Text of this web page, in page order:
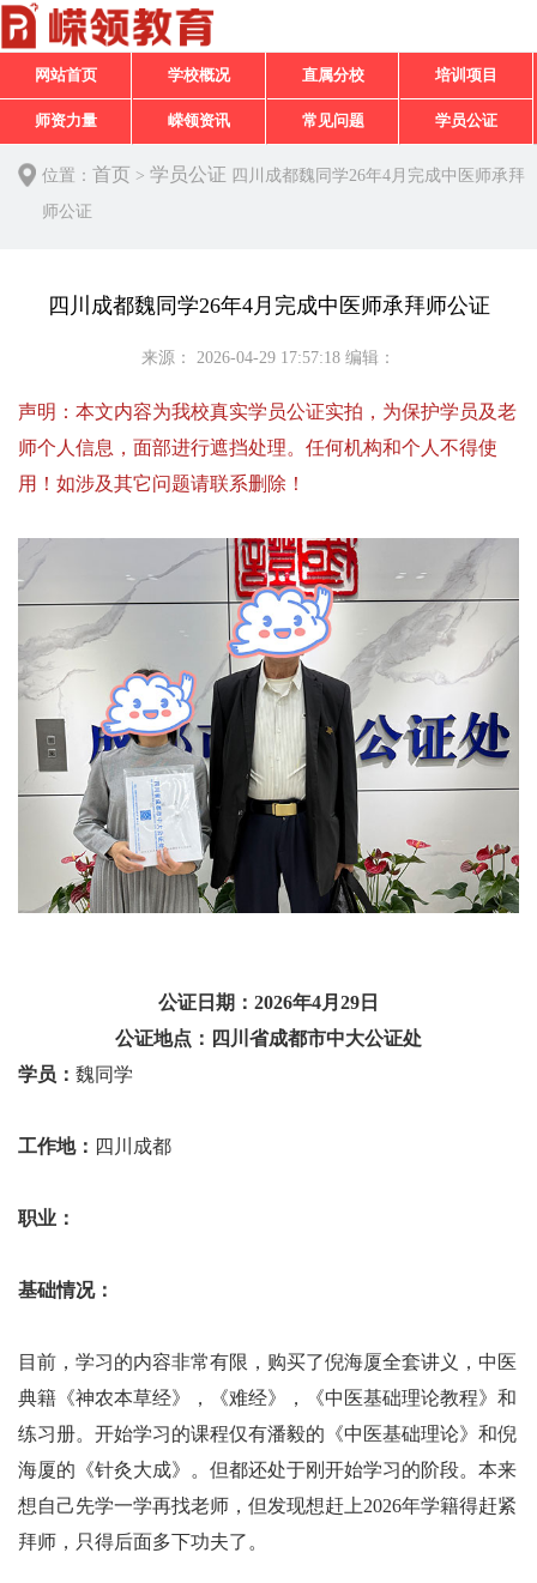
网站首页 学校概况 直属分校 培训项目
师资力量 嵘领资讯 常见问题 学员公证
位置： 首页 > 学员公证 四川成都魏同学26年4月完成中医师承拜
师公证
四川成都魏同学26年4月完成中医师承拜师公证
来源： 2026-04-29 17:57:18 编辑：
声明：本文内容为我校真实学员公证实拍，为保护学员及老
师个人信息，面部进行遮挡处理。任何机构和个人不得使
用！如涉及其它问题请联系删除！
公证日期：2026年4月29日
公证地点：四川省成都市中大公证处
学员： 魏同学
工作地： 四川成都
职业：
基础情况：
目前，学习的内容非常有限，购买了倪海厦全套讲义，中医
典籍《神农本草经》，《难经》，《中医基础理论教程》和
练习册。开始学习的课程仅有潘毅的《中医基础理论》和倪
海厦的《针灸大成》。但都还处于刚开始学习的阶段。本来
想自己先学一学再找老师，但发现想赶上2026年学籍得赶紧
拜师，只得后面多下功夫了。